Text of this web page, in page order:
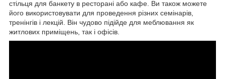
стільця для банкету в ресторані або кафе. Ви також можете
його використовувати для проведення різних семінарів,
тренінгів і лекцій. Він чудово підійде для меблювання як
житлових приміщень, так і офісів.